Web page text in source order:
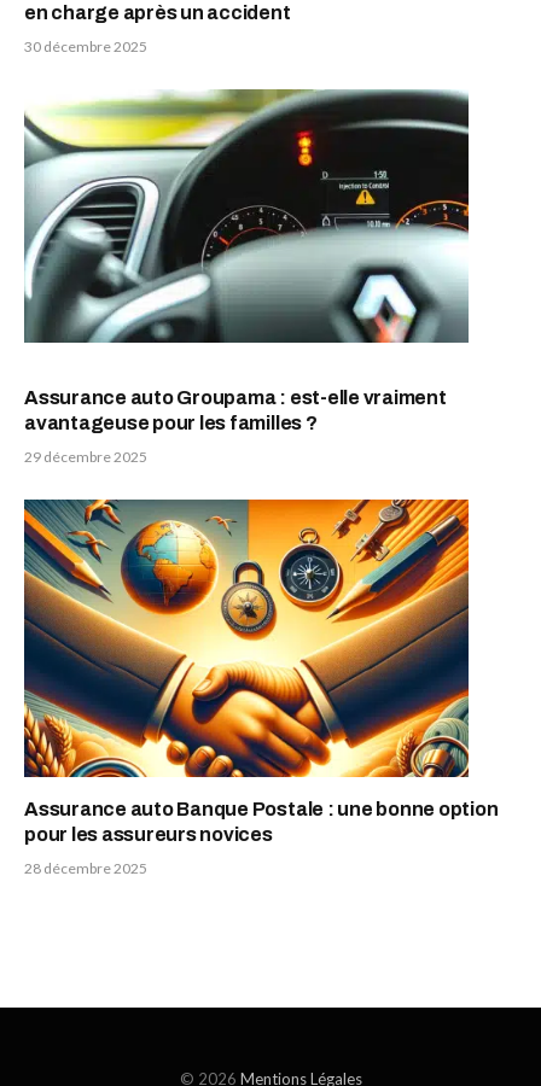
en charge après un accident
30 décembre 2025
Assurance auto Groupama : est-elle vraiment
avantageuse pour les familles ?
29 décembre 2025
Assurance auto Banque Postale : une bonne option
pour les assureurs novices
28 décembre 2025
© 2026 Mentions Légales